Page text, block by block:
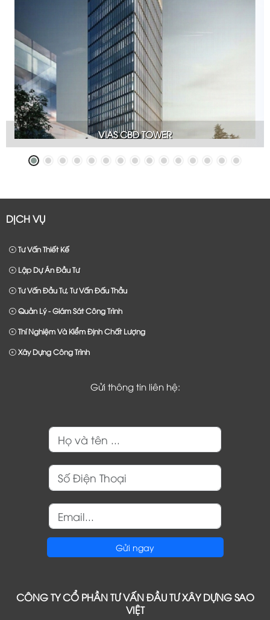
VIAS CBD TOWER
CÔNG TY CỔ PHẦN TƯ VẤNĐẦU TƯ XÂY DỰNG SAO
VIỆT
DỊCH VỤ
Tư Vấn Thiết Kế
Lập Dự Án Đầu Tư
Tư Vấn Đầu Tư, Tư Vấn Đấu Thầu
Quản Lý - Giám Sát Công Trình
Thí Nghiệm Và Kiểm Định Chất Lượng
Xây Dựng Công Trình
Gửi thông tin liên hệ:
Gửi ngay